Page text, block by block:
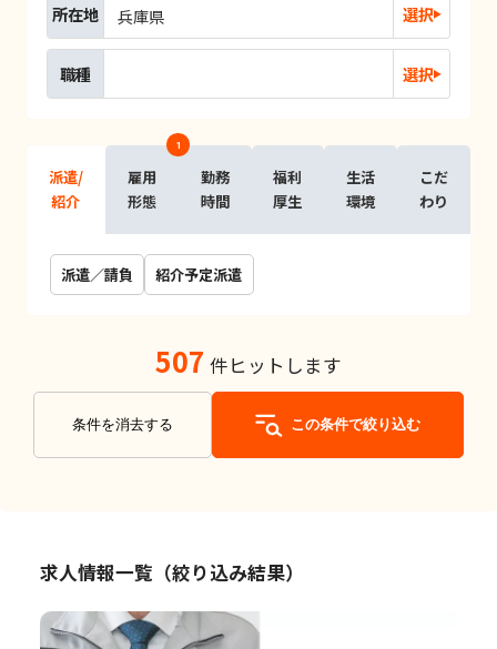
所在地 兵庫県 選択
職種 選択
派遣/
紹介
雇用
形態
1
勤務
時間
福利
厚生
生活
環境
こだ
わり
派遣／請負 紹介予定派遣
507 件ヒットします
条件を消去する この条件で絞り込む
求人情報一覧（絞り込み結果）